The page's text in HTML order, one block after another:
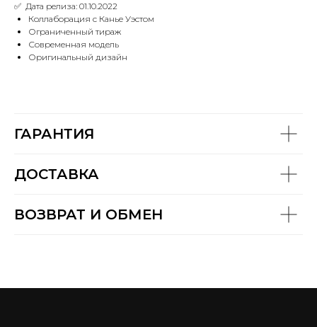
✅ Дата релиза: 01.10.2022
Коллаборация с Канье Уэстом
Ограниченный тираж
Современная модель
Оригинальный дизайн
ГАРАНТИЯ
ДОСТАВКА
ВОЗВРАТ И ОБМЕН